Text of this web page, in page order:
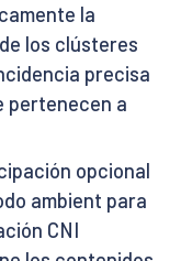
la
los clústeres
precisa
pertenecen a
opcional
ambient para
CNI